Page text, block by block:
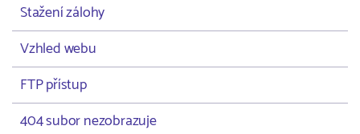
Stažení zálohy
Vzhled webu
FTP přístup
404 subor nezobrazuje